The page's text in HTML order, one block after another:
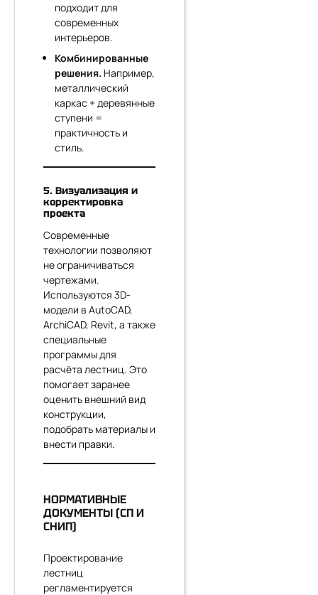
подходит для
современных
интерьеров.
Комбинированные
решения. Например,
металлический
каркас + деревянные
ступени =
практичность и
стиль.
5. Визуализация и
корректировка
проекта
Современные
технологии позволяют
не ограничиваться
чертежами.
Используются 3D-
модели в AutoCAD,
ArchiCAD, Revit, а также
специальные
программы для
расчёта лестниц. Это
помогает заранее
оценить внешний вид
конструкции,
подобрать материалы и
внести правки.
НОРМАТИВНЫЕ
ДОКУМЕНТЫ (СП И
СНИП)
Проектирование
лестниц
регламентируется